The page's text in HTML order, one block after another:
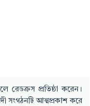
রেডক্রস প্রতিষ্ঠা করেন।
সংগঠনটি আত্মপ্রকাশ করে